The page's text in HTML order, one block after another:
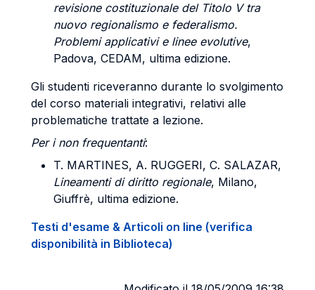
revisione costituzionale del Titolo V tra
nuovo regionalismo e federalismo.
Problemi applicativi e linee evolutive,
Padova, CEDAM, ultima edizione.
Gli studenti riceveranno durante lo svolgimento
del corso materiali integrativi, relativi alle
problematiche trattate a lezione.
Per i non frequentanti:
T. MARTINES, A. RUGGERI, C. SALAZAR,
Lineamenti di diritto regionale, Milano,
Giuffrè, ultima edizione.
Testi d'esame & Articoli on line (verifica
disponibilità in Biblioteca)